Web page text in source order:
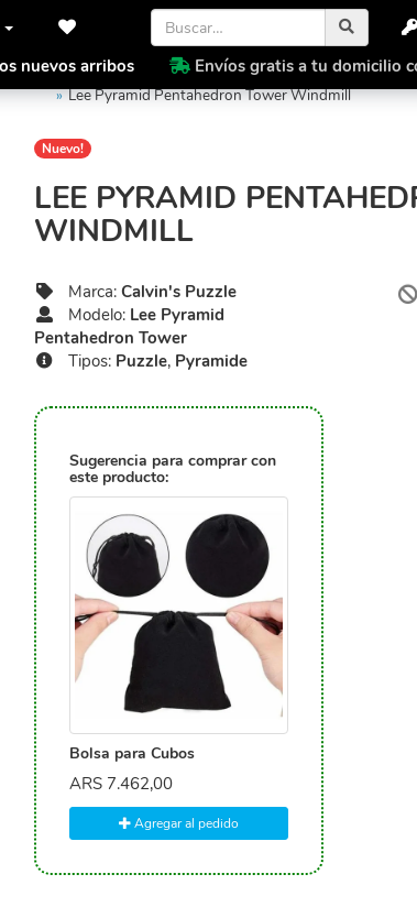
nuevos arribos
Envíos gratis a tu domicilio
Inicio Calvin's Puzzle
Lee Pyramid Pentahedron
Lee Pyramid Pentahedron Tower Windmill
Nuevo!
LEE PYRAMID
WINDMILL
Marca: Calvin's Puzzle
Modelo: Lee Pyramid
Pentahedron Tower
Tipos: Puzzle, Pyramide
Sugerencia para comprar con
este producto:
Bolsa para Cubos
ARS 7.462,00
Agregar al pedido